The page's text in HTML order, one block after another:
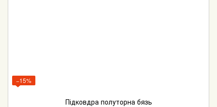
−15%
Підковдра полуторна бязь